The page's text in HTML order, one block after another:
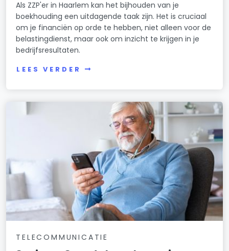
Als ZZP'er in Haarlem kan het bijhouden van je
boekhouding een uitdagende taak zijn. Het is cruciaal
om je financiën op orde te hebben, niet alleen voor de
belastingdienst, maar ook om inzicht te krijgen in je
bedrijfsresultaten.
LEES VERDER
TELECOMMUNICATIE